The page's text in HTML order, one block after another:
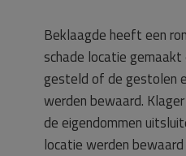
Beklaagde heeft een
schade locatie
gesteld of de gestolen
werden bewaard.
de eigendommen
locatie werden